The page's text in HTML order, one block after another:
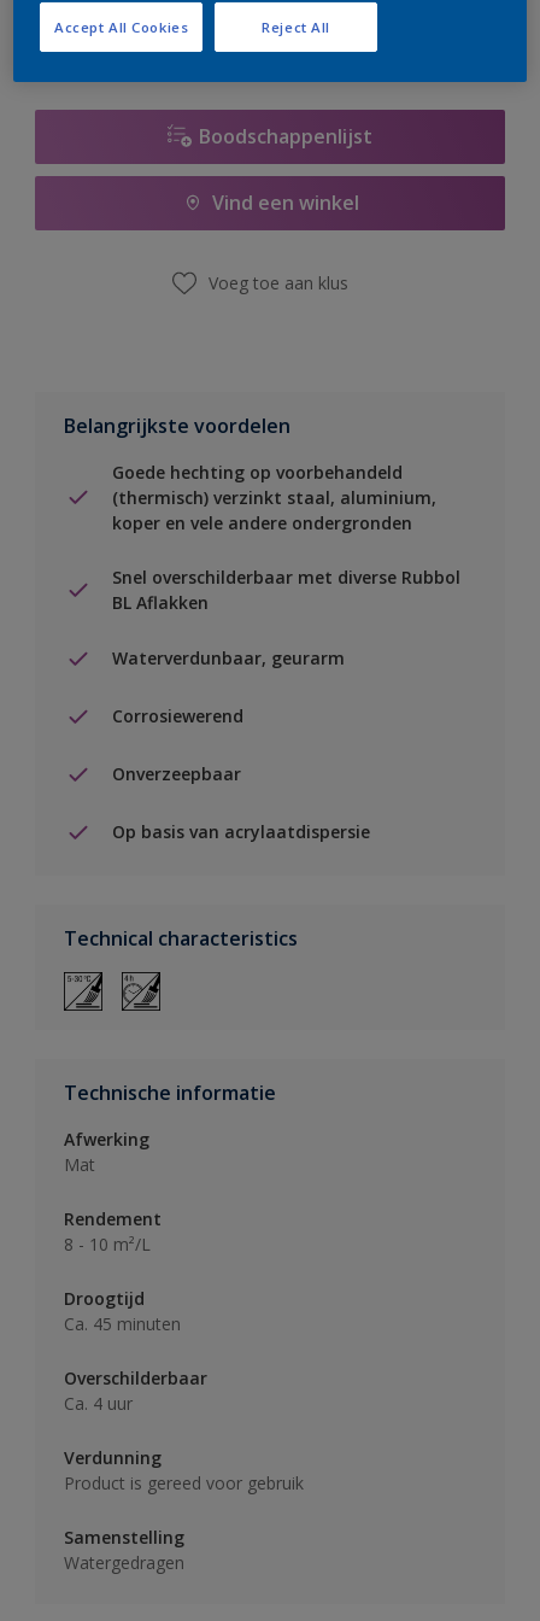
Boodschappenlijst
Vind een winkel
Voeg toe aan klus
Belangrijkste voordelen
Goede hechting op voorbehandeld
(thermisch) verzinkt staal, aluminium,
koper en vele andere ondergronden
Snel overschilderbaar met diverse Rubbol
BL Aflakken
Waterverdunbaar, geurarm
Corrosiewerend
Onverzeepbaar
Op basis van acrylaatdispersie
Technical characteristics
Technische informatie
Afwerking
Mat
Rendement
8 - 10 m²/L
Droogtijd
Ca. 45 minuten
Overschilderbaar
Ca. 4 uur
Verdunning
Product is gereed voor gebruik
Samenstelling
Watergedragen
Reject All
Accept All Cookies